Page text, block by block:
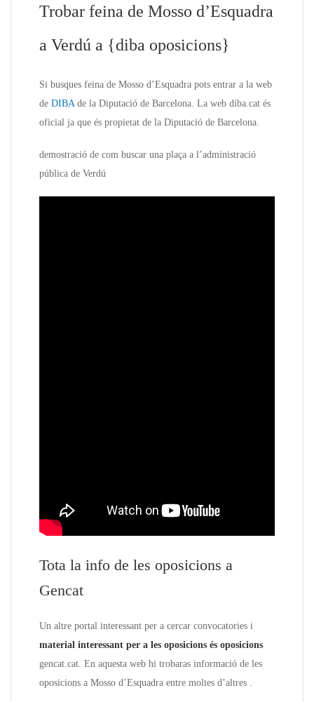
Trobar feina de Mosso d’Esquadra
a Verdú a {diba oposicions}
Si busques feina de Mosso d’Esquadra pots entrar a la web
de DIBAde la Diputació de Barcelona. La web diba.cat és
oficial ja que és propietat de la Diputació de Barcelona.
demostració de com buscar una plaça a l’administració
pública de Verdú
Tota la info de les oposicions a
Gencat
Un altre portal interessant per a cercar convocatories i
material interessant per a les oposicions és oposicions
gencat.cat. En aquesta web hi trobaras informació de les
oposicions a Mosso d’Esquadra entre moltes d’altres .